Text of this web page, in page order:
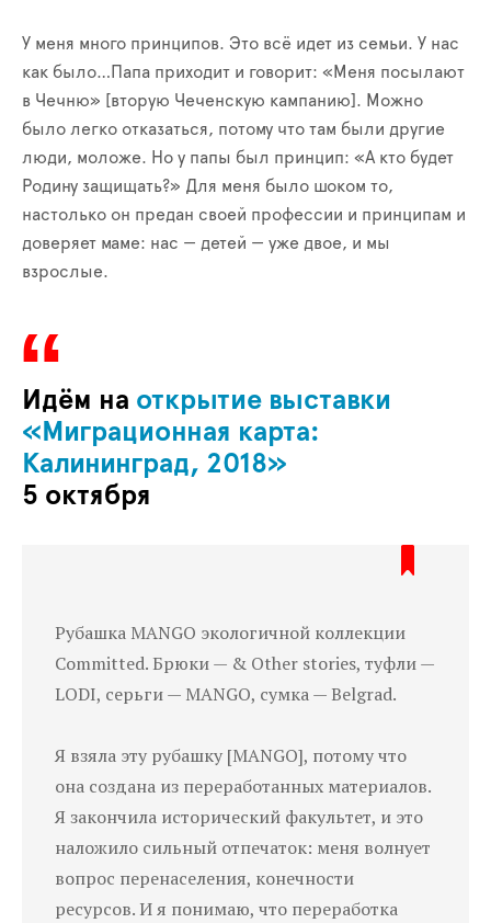
У меня много принципов. Это всё идет из семьи. У нас
как было…Папа приходит и говорит: «Меня посылают
в Чечню» [вторую Чеченскую кампанию]. Можно
было легко отказаться, потому что там были другие
люди, моложе. Но у папы был принцип: «А кто будет
Родину защищать?» Для меня было шоком то,
настолько он предан своей профессии и принципам и
доверяет маме: нас — детей — уже двое, и мы
взрослые.
Идём на открытие выставки
«Миграционная карта:
Калининград, 2018»
5 октября
Рубашка MANGO экологичной коллекции
Committed. Брюки — & Other stories, туфли —
LODI, серьги — MANGO, сумка — Belgrad.
Я взяла эту рубашку [MANGO], потому что
она создана из переработанных материалов.
Я закончила исторический факультет, и это
наложило сильный отпечаток: меня волнует
вопрос перенаселения, конечности
ресурсов. И я понимаю, что переработка